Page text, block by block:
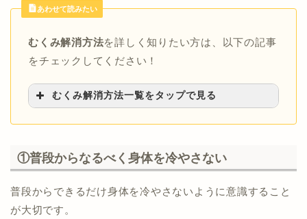
あわせて読みたい
むくみ解消方法を詳しく知りたい方は、以下の記事
をチェックしてください！
むくみ解消方法一覧をタップで見る
>>足のむくみ解消マッサージのやり方を
>>【1回5分】むくみ解消ストレッチ完全ガイ
ド！
>>ルイボスティーでむくみ解消を目指す【効
能・飲み方・量を徹底解説】
>>【部位別】むくみ解消に繋がるツボを徹底
①普段からなるべく身体を冷やさない
普段からできるだけ身体を冷やさないように意識すること
が大切です。